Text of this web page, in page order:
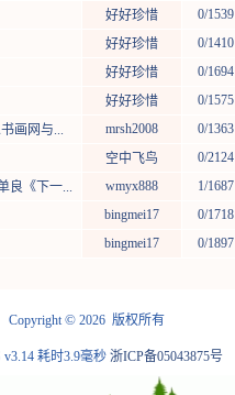
好好珍惜 0/1539
好好珍惜 0/1410
好好珍惜 0/1694
好好珍惜 0/1575
画网与...
mrsh2008 0/1363
空中飞鸟 0/2124
良《下一...
wmyx888 1/1687
bingmei17 0/1718
bingmei17 0/1897
Copyright© 2026 版权所有
v3.14 耗时3.9毫秒 浙ICP备05043875号